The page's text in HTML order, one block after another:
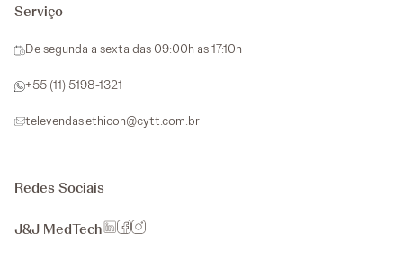
Serviço
De segunda a sexta das 09:00h as 17:10h
+55 (11) 5198-1321
televendas.ethicon@cytt.com.br
Redes Sociais
J&J MedTech